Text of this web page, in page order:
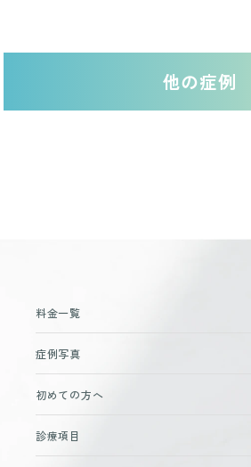
他の症例
料金一覧
症例写真
初めての方へ
診療項目